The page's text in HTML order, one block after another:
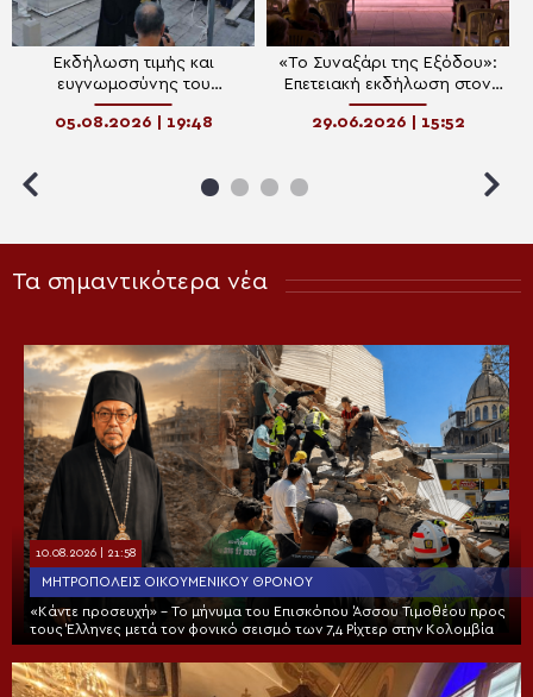
Εκδήλωση τιμής και
ευγνωμοσύνης του
Μεσολογγίου προς το νησί
του Καλάμου
05.08.2026 | 19:48
«Το Συναξάρι της Εξόδου»:
Επετειακή εκδήλωση στον
Ιερό Ναό Αποστόλου Παύλου
Ιεράς Πόλεως Μεσολογγίου
29.06.2026 | 15:52
Τα σημαντικότερα νέα
10.08.2026 | 21:58
ΜΗΤΡΟΠΌΛΕΙΣ ΟΙΚΟΥΜΕΝΙΚΟΎ ΘΡΌΝΟΥ
«Κάντε προσευχή» – Το μήνυμα του Επισκόπου Άσσου Τιμοθέου προς
τους Έλληνες μετά τον φονικό σεισμό των 7,4 Ρίχτερ στην Κολομβία